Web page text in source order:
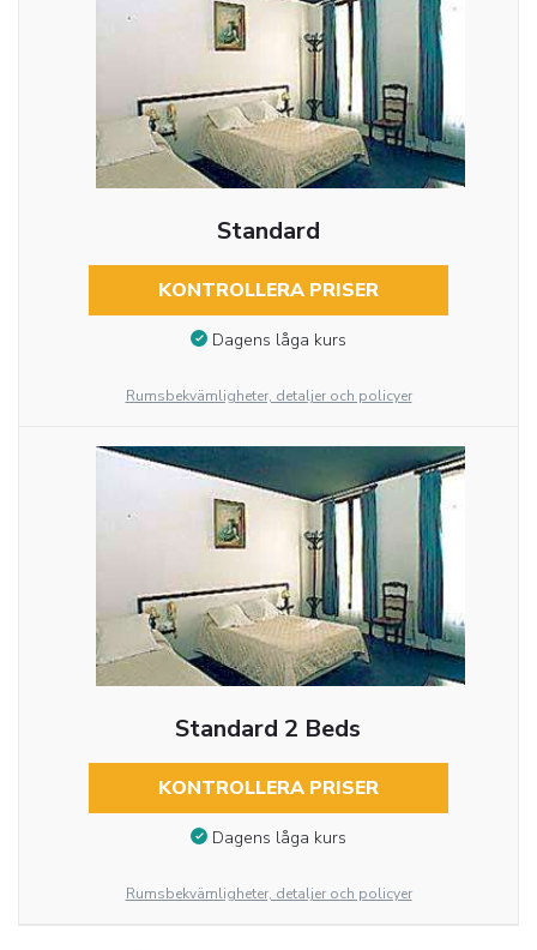
Standard
KONTROLLERA PRISER
Dagens låga kurs
Rumsbekvämligheter, detaljer och policyer
Standard 2 Beds
KONTROLLERA PRISER
Dagens låga kurs
Rumsbekvämligheter, detaljer och policyer